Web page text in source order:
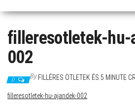
filleresotletek-hu-
002
0 By FILLÉRES ÖTLETEK ÉS 5 MINUTE
filleresotletek-hu-ajandek-002